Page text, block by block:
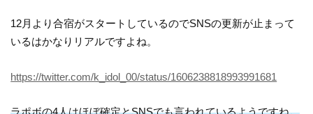
12月より合宿がスタートしているのでSNSの更新が止まって
いるはかなりリアルですよね。
https://twitter.com/k_idol_00/status/1606238818993991681
ラポボの4人はほぼ確定とSNSでも言われているようですね。